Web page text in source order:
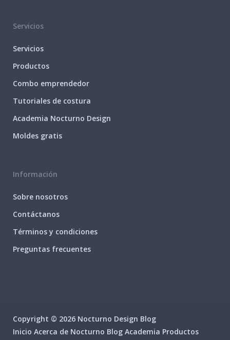
Servicios
Servicios
Productos
Combo emprendedor
Tutoriales de costura
Academia Nocturno Design
Moldes gratis
Información
Sobre nosotros
Contáctanos
Términos y condiciones
Preguntas frecuentes
Copyright © 2026 Nocturno Design Blog
Inicio Acerca de Nocturno Blog Academia Productos